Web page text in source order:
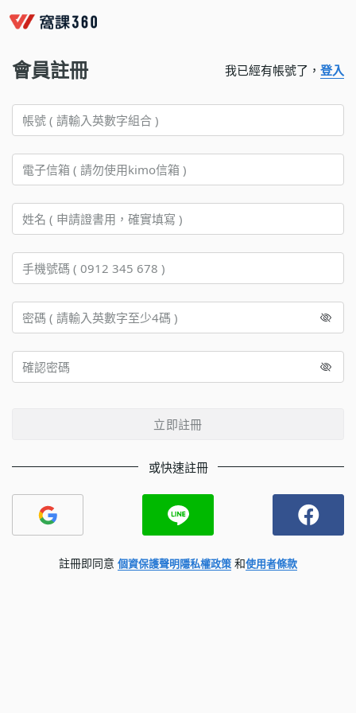
會員註冊 我已經有帳號了， 登入
立即註冊
或快速註冊
註冊即同意 個資保護聲明隱私權政策 和使用者條款